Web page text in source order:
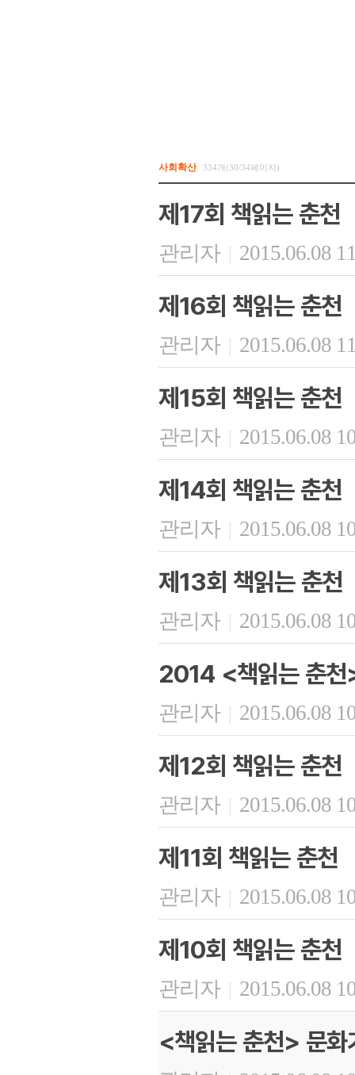
사회확산 334개(30/34페이지)
제17회 책읽는 춘천
관리자 | 2015.06.08
제16회 책읽는 춘천
관리자 | 2015.06.08
제15회 책읽는 춘천
관리자 | 2015.06.08
제14회 책읽는 춘천
관리자 | 2015.06.08
제13회 책읽는 춘천
관리자 | 2015.06.08
2014 <책읽는 춘천
관리자 | 2015.06.08
제12회 책읽는 춘천
관리자 | 2015.06.08
제11회 책읽는 춘천
관리자 | 2015.06.08
제10회 책읽는 춘천
관리자 | 2015.06.08
<책읽는 춘천> 문화